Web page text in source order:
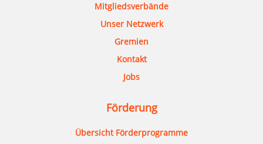
Mitgliedsverbände
Unser Netzwerk
Gremien
Kontakt
Jobs
Förderung
Übersicht Förderprogramme